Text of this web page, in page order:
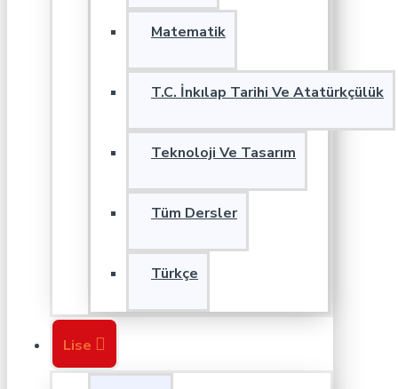
Matematik
T.C. İnkılap Tarihi Ve Atatürkçülük
Teknoloji Ve Tasarım
Tüm Dersler
Türkçe
Lise